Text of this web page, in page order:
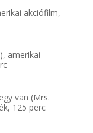
akciófilm,
amerikai
van (Mrs.
125 perc